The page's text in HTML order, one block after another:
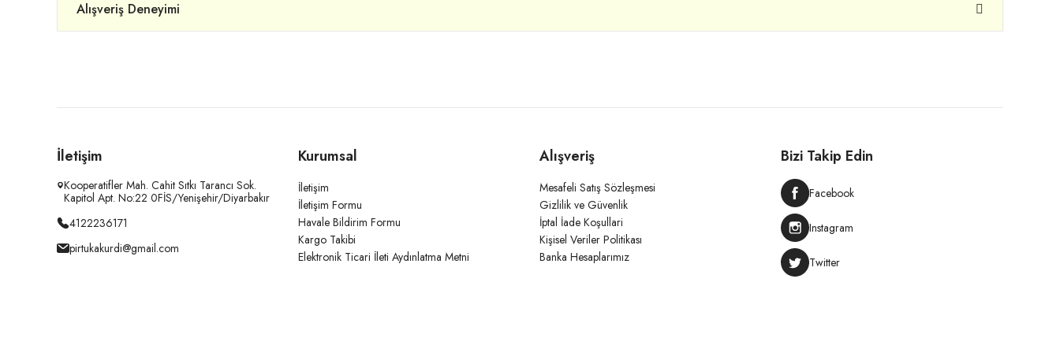
Alışveriş Deneyimi
İletişim
Kooperatifler Mah. Cahit Sıtkı Tarancı Sok.
Kapitol Apt. No:22 0FİS/Yenişehir/Diyarbakır
4122236171
pirtukakurdi@gmail.com
Kurumsal
İletişim
İletişim Formu
Havale Bildirim Formu
Kargo Takibi
Elektronik Ticari İleti Aydınlatma Metni
Alışveriş
Mesafeli Satış Sözleşmesi
Gizlilik ve Güvenlik
İptal İade Koşullari
Kişisel Veriler Politikası
Banka Hesaplarımız
Bizi Takip Edin
Facebook
Instagram
Twitter